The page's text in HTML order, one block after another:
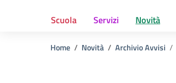
Scuola Servizi Novità
Home Novità Archivio Avvisi